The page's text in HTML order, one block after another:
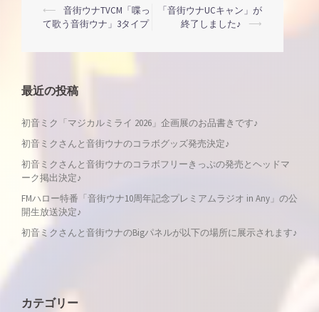
投
稿
ナ
ビ
ゲ
ー
シ
ョ
ン
⟵
音街ウナTVCM「喋っ
て歌う音街ウナ」3タイプ
「音街ウナUCキャン」が
終了しました♪
⟶
最近の投稿
初音ミク「マジカルミライ 2026」企画展のお品書きです♪
初音ミクさんと音街ウナのコラボグッズ発売決定♪
初音ミクさんと音街ウナのコラボフリーきっぷの発売とヘッドマ
ーク掲出決定♪
FMハロー特番「音街ウナ10周年記念プレミアムラジオ in Any」の公
開生放送決定♪
初音ミクさんと音街ウナのBigパネルが以下の場所に展示されます♪
カテゴリー